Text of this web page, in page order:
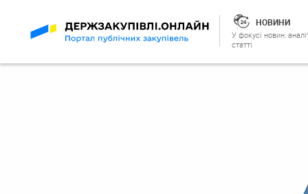
НОВИНИ
У фокусі новин:
статті